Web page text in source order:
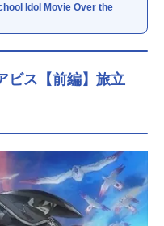
Idol Movie Over the
ビス【前編】旅立